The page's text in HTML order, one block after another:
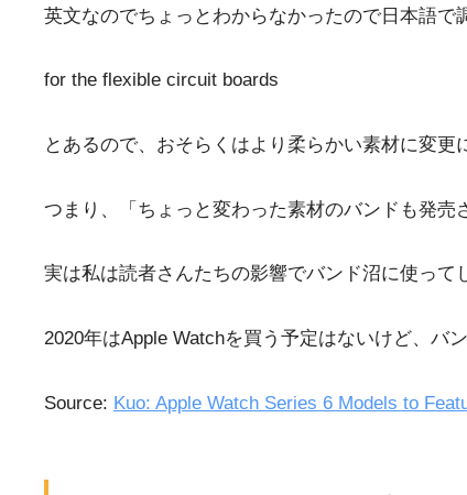
英文なのでちょっとわからなかったので日本語で
for the flexible circuit boards
とあるので、おそらくはより柔らかい素材に変更
つまり、「ちょっと変わった素材のバンドも発売
実は私は読者さんたちの影響でバンド沼に使って
2020年はApple Watchを買う予定はないけど、バ
Source: Kuo: Apple Watch Series 6 Models to